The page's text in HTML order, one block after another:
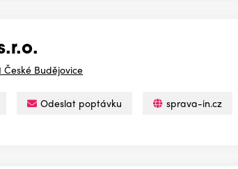
České Budějovice
Odeslat poptávku sprava-in.cz